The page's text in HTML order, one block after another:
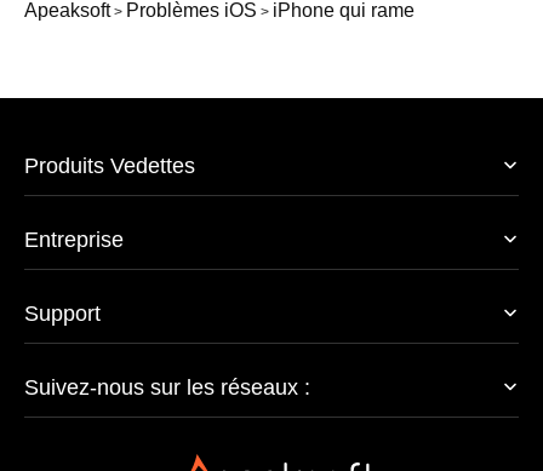
Apeaksoft> Problèmes iOS > iPhone qui rame
Produits Vedettes
Entreprise
Support
Suivez-nous sur les réseaux :